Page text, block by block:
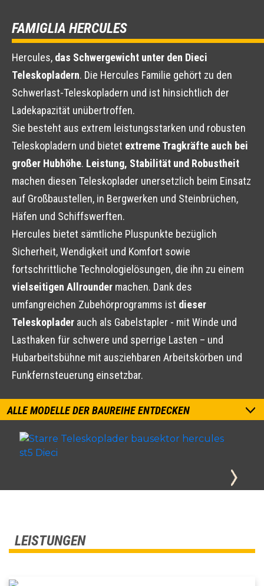
FAMIGLIA HERCULES
Hercules, das Schwergewicht unter den Dieci
Teleskopladern. Die Hercules Familie gehört zu den
Schwerlast-Teleskopladern und ist hinsichtlich der
Ladekapazität unübertroffen.
Sie besteht aus extrem leistungsstarken und robusten
Teleskopladern und bietet extreme Tragkräfte auch bei
großer Hubhöhe. Leistung, Stabilität und Robustheit
machen diesen Teleskoplader unersetzlich beim Einsatz
auf Großbaustellen, in Bergwerken und Steinbrüchen,
Häfen und Schiffswerften.
Hercules bietet sämtliche Pluspunkte bezüglich
Sicherheit, Wendigkeit und Komfort sowie
fortschrittliche Technologielösungen, die ihn zu einem
vielseitigen Allrounder machen. Dank des
umfangreichen Zubehörprogramms ist dieser
Teleskoplader auch als Gabelstapler - mit Winde und
Lasthaken für schwere und sperrige Lasten – und
Hubarbeitsbühne mit ausziehbaren Arbeitskörben und
Funkfernsteuerung einsetzbar.
ALLE MODELLE DER BAUREIHE ENTDECKEN
LEISTUNGEN